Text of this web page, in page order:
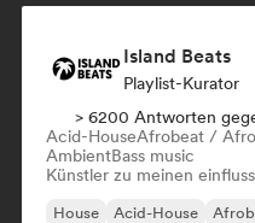
Island Beats
Playlist-Kurator
> 6200 Antworten
Acid-HouseAfrobeat /
AmbientBass music
Künstler zu meinen
House Acid-House